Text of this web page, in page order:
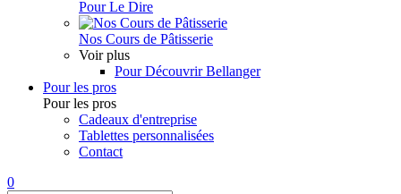
Pour Le Dire
Nos Cours de Pâtisserie
Voir plus
Pour Découvrir Bellanger
Pour les pros
Pour les pros
Cadeaux d'entreprise
Tablettes personnalisées
Contact
0